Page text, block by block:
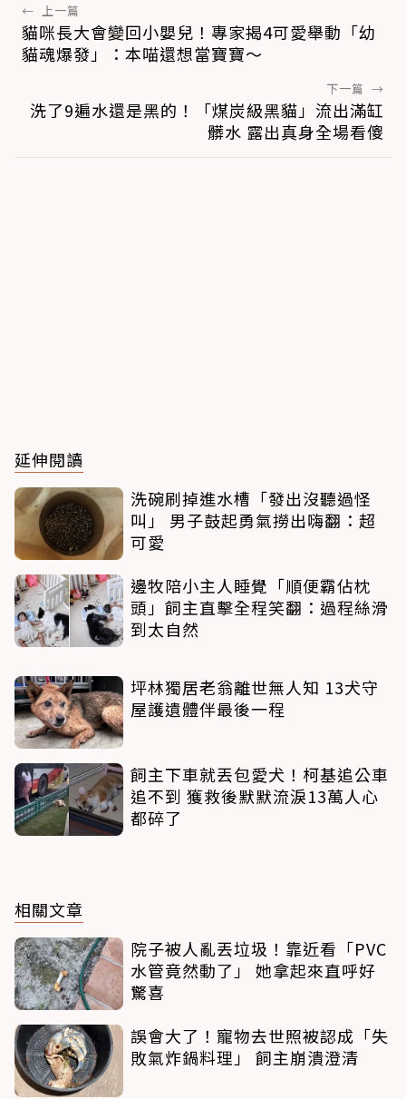
← 上一篇
貓咪長大會變回小嬰兒！專家揭4可愛舉動「幼
貓魂爆發」：本喵還想當寶寶～
下一篇 →
洗了9遍水還是黑的！「煤炭級黑貓」流出滿缸
髒水 露出真身全場看傻
延伸閱讀
洗碗刷掉進水槽「發出沒聽過怪
叫」 男子鼓起勇氣撈出嗨翻：超
可愛
邊牧陪小主人睡覺「順便霸佔枕
頭」飼主直擊全程笑翻：過程絲滑
到太自然
坪林獨居老翁離世無人知 13犬守
屋護遺體伴最後一程
飼主下車就丟包愛犬！柯基追公車
追不到 獲救後默默流淚13萬人心
都碎了
相關文章
院子被人亂丟垃圾！靠近看「PVC
水管竟然動了」 她拿起來直呼好
驚喜
誤會大了！寵物去世照被認成「失
敗氣炸鍋料理」 飼主崩潰澄清